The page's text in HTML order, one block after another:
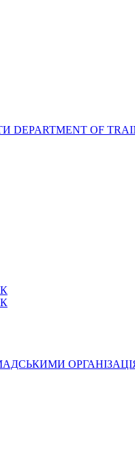
OF